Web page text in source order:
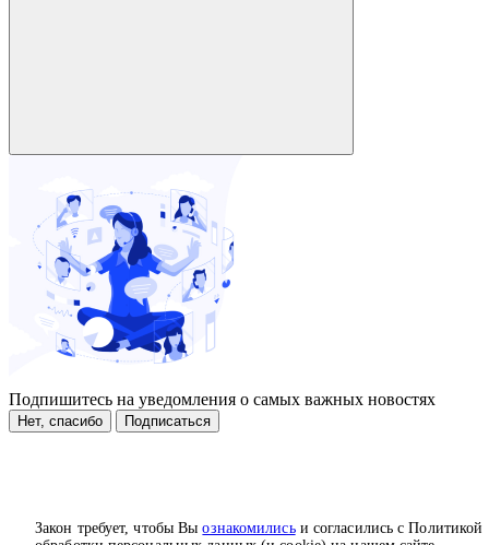
Закон требует, чтобы Выознакомилисьи согласились с Политикой
Подпишитесь на уведомления о самых важных новостях
Нет, спасибо Подписаться